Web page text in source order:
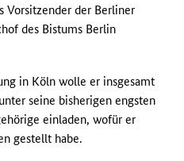
Vorsitzender der Berliner
des Bistums Berlin
in Köln wolle er insgesamt
seine bisherigen engsten
einladen, wofür er
gestellt habe.